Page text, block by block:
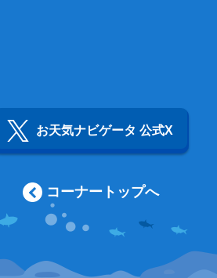
お天気ナビゲータ 公式X
コーナートップへ